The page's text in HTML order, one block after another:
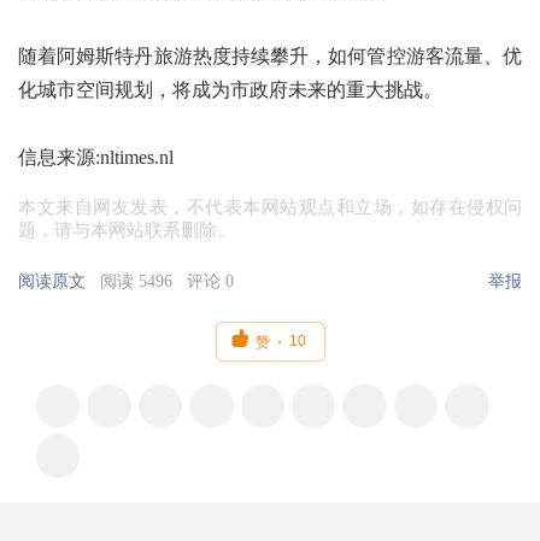
随着阿姆斯特丹旅游热度持续攀升，如何管控游客流量、优
化城市空间规划，将成为市政府未来的重大挑战。
信息来源:nltimes.nl
本文来自网友发表，不代表本网站观点和立场，如存在侵权问
题，请与本网站联系删除。
阅读原文 阅读 5496 评论 0 举报
 赞 10